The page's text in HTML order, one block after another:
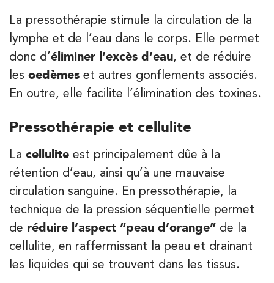
La pressothérapie stimule la circulation de la
lymphe et de l’eau dans le corps. Elle permet
donc d’éliminer l’excès d’eau, et de réduire
les oedèmes et autres gonflements associés.
En outre, elle facilite l’élimination des toxines.
Pressothérapie et cellulite
La cellulite est principalement dûe à la
rétention d’eau, ainsi qu’à une mauvaise
circulation sanguine. En pressothérapie, la
technique de la pression séquentielle permet
de réduire l’aspect “peau d’orange” de la
cellulite, en raffermissant la peau et drainant
les liquides qui se trouvent dans les tissus.
PRENEZ RDV SUR
PRENEZ RDV SUR
IK Boulogne – 92
3 Av. André Morizet 92100 Boulogne-
Billancourt
3 Av. André Morizet 92100 Boulogne-Billancourt
01 48 25 34 79
PRENEZ RDV SUR
PRENEZ RDV SUR
Kinésithérapie
IK Paris 17 – Villiers
Kinésithérapie Balnéothérapie